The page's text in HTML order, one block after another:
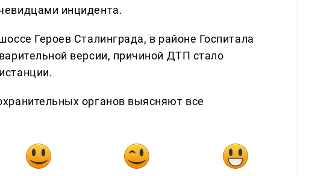
инцидента.
Героев Сталинграда, в районе Госпитала
версии, причиной ДТП стало
органов выясняют все